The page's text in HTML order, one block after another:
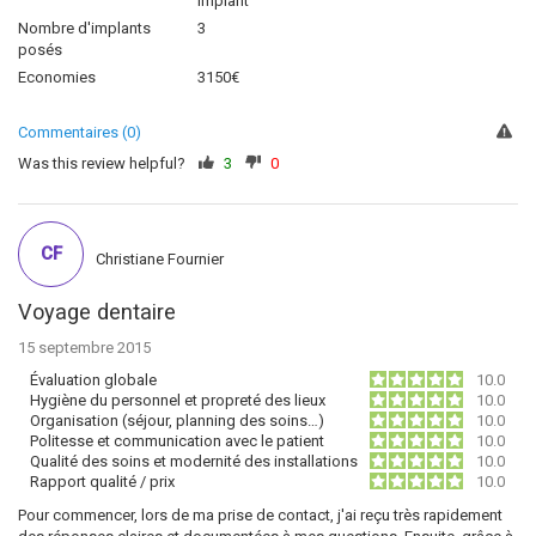
Nombre d'implants
posés
3
Economies 3150€
Commentaires (0)
Was this review helpful?
3 0
Voyage dentaire
15 septembre 2015
Évaluation globale
10.0
Hygiène du personnel et propreté des lieux
10.0
Organisation (séjour, planning des soins…)
10.0
Politesse et communication avec le patient
10.0
Qualité des soins et modernité des installations
10.0
Rapport qualité / prix
10.0
Pour commencer, lors de ma prise de contact, j'ai reçu très rapidement
CF Christiane Fournier